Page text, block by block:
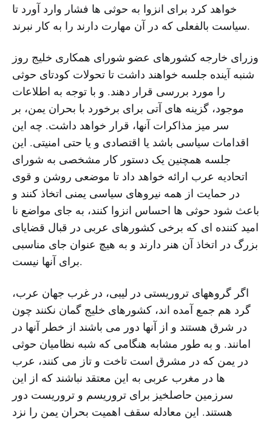
خواهد کرد برای انزوا به حوثی ها فشار وارد آورد تا
سیاست بالفعلی که در آن مهارت دارند را به کار نبرند.
وزرای خارجه کشورهای عضو شورای همکاری خلیج روز
شنبه آینده جلسه خواهند داشت تا تحولات کودتای حوثی
را مورد بررسی قرار دهند. و با توجه به اطلاعات
موجود، گزینه های آتی برای برخورد با بحران یمن، بر
سر میز مذاکرات آنها، قرار خواهد داشت. چه این
اقدامات سیاسی باشد یا اقتصادی و یا حتی امنیتی. این
جلسه همچنین یک دستور کار مشخصی به شورای
اتحادیه عرب ارائه خواهد داد تا موضعی روشن و قوی
در حمایت از همه نیروهای سیاسی یمنی اتخاذ کنند و
باعث شود حوثی ها احساس انزوا کنند، به جای مواضع نا
امید کننده ای که برخی کشورهای عربی در قبال قضایای
بزرگ در اتخاذ آن هنر دارند و به هیچ عنوان جای مناسبی
برای آنها نیست.
اگر گروههای تروریستی در لیبی، در غرب جهان عرب،
گرد هم جمع آمده اند، کشورهای خلیج گمان نکنند چون
در شرق هستند و از آنها دور می باشند از خطر آنها در
امانند. و به طور مشابه هنگامی که شبه نظامیان حوثی
در یمن که در مشرق است تاخت و تاز می کنند، عرب
ها در مغرب عربی به این معتقد نباشند که از این
سرزمین حاصلخیز برای تروریسم و تروریست دور
هستند. این معادله سقف اهمیت بحران یمن را نزد